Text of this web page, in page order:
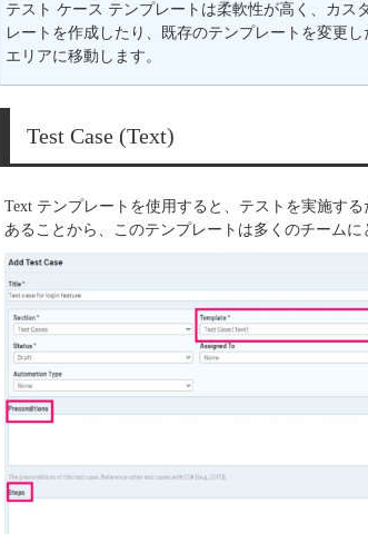
テスト ケース テンプレートは柔軟性が高く、カ
レートを作成したり、既存のテンプレートを変更し
エリアに移動します。
Test Case (Text)
Text テンプレートを使用すると、テストを実施す
あることから、このテンプレートは多くのチームに